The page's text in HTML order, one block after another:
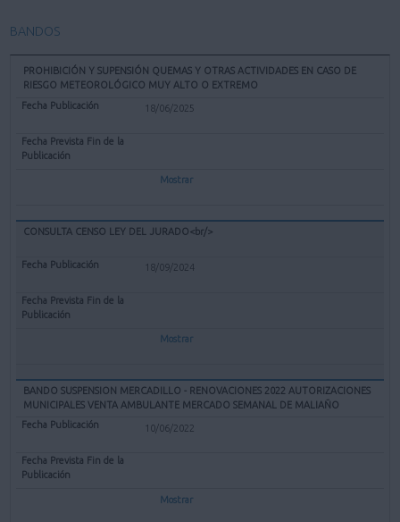
BANDOS
PROHIBICIÓN Y SUPENSIÓN QUEMAS Y OTRAS ACTIVIDADES EN CASO DE
RIESGO METEOROLÓGICO MUY ALTO O EXTREMO
18/06/2025
Mostrar
CONSULTA CENSO LEY DEL JURADO<br/>
18/09/2024
Mostrar
BANDO SUSPENSION MERCADILLO - RENOVACIONES 2022 AUTORIZACIONES
MUNICIPALES VENTA AMBULANTE MERCADO SEMANAL DE MALIAÑO
10/06/2022
Mostrar